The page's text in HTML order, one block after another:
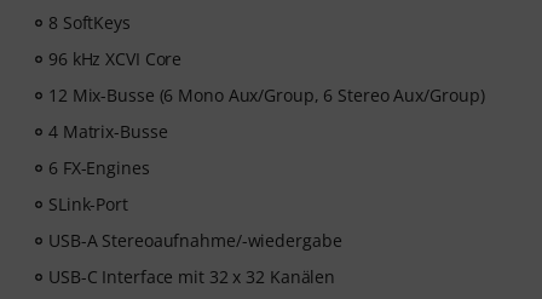
8 SoftKeys
96 kHz XCVI Core
12 Mix-Busse (6 Mono Aux/Group, 6 Stereo Aux/Group)
4 Matrix-Busse
6 FX-Engines
SLink-Port
USB-A Stereoaufnahme/-wiedergabe
USB-C Interface mit 32 x 32 Kanälen